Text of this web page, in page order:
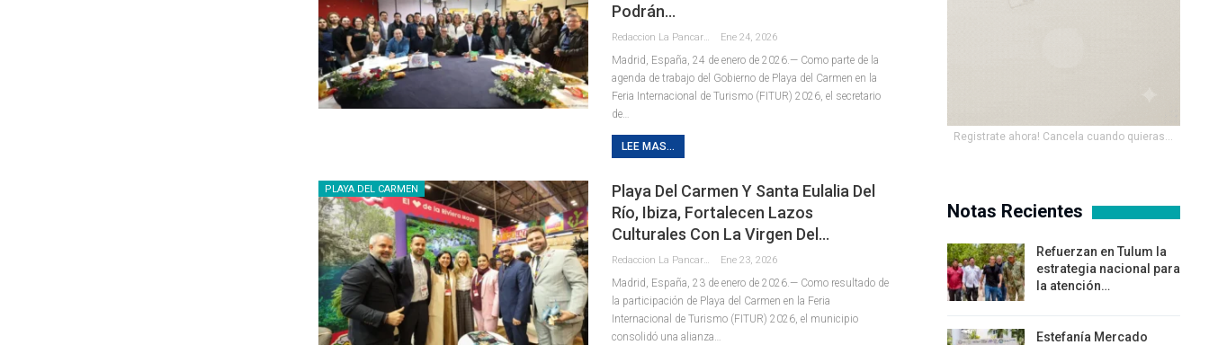
Podrán…
Ene 24, 2026
Madrid, España, 24 de enero de 2026.— Como parte de la
agenda de trabajo del Gobierno de Playa del Carmen en la
Feria Internacional de Turismo (FITUR) 2026, el secretario
de
LEE MAS...
PLAYA DEL CARMEN
Playa Del Carmen Y Santa Eulalia Del
Río, Ibiza, Fortalecen Lazos
Culturales Con La Virgen Del…
Ene 23, 2026
Madrid, España, 23 de enero de 2026.— Como resultado de
la participación de Playa del Carmen en la Feria
Internacional de Turismo (FITUR) 2026, el municipio
consolidó una alianza
Registrate ahora! Cancela cuando quieras...
Notas Recientes
Refuerzan en Tulum la
estrategia nacional para
la atención…
Estefanía Mercado